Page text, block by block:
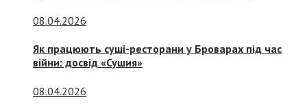
08.04.2026
Як працюють суші-ресторани у Броварах під час
війни: досвід «Сушия»
08.04.2026